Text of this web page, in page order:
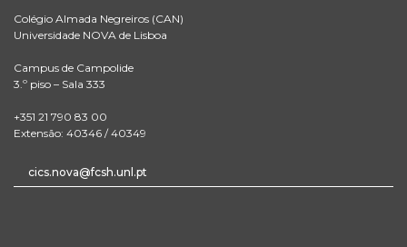
Colégio Almada Negreiros (CAN)
Universidade NOVA de Lisboa
Campus de Campolide
3.º piso – Sala 333
+351 21 790 83 00
Extensão: 40346 / 40349
cics.nova@fcsh.unl.pt